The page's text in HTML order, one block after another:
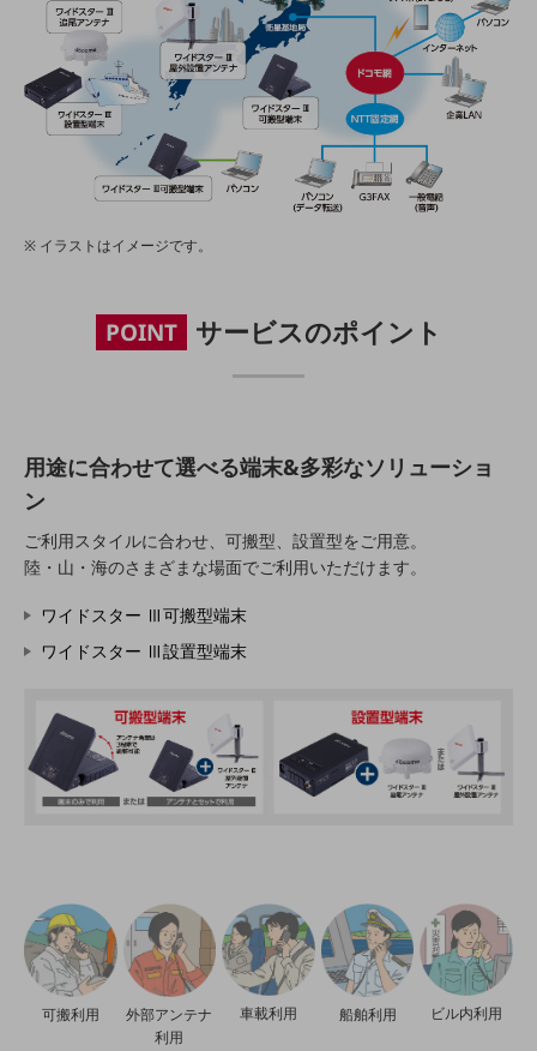
モビリティ
製造・建設業
小売業
キーワードで探す
モバイルTOP
法人向けスマホ・携帯に関する、
製品
ビジネス向けスマートフォン
ドコモケータイ
5G対応ホームルーター
通信モジュール製品
IOT完了済みメーカーブランド製品
料金
ドコモBiz データ無制限 ドコモ MAX ドコモ mini ドコモBiz かけ放題
ケータイプラン
5Gデータプラス
home5Gプラン
モバイルサービス
端末の一元管理
イラストはイメージです。
POINT サービスのポイント
用途に合わせて選べる端末&多彩なソリューショ
ン
ご利用スタイルに合わせ、可搬型、設置型をご用意。
陸・山・海のさまざまな場面でご利用いただけます。
ワイドスター Ⅲ可搬型端末
ワイドスター Ⅲ設置型端末
可搬利用
外部アンテナ
利用
車載利用 船舶利用 ビル内利用